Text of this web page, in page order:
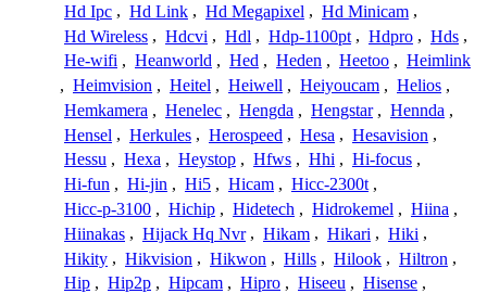
Hd Ipc , Hd Link , Hd Megapixel , Hd Minicam ,
Hd Wireless , Hdcvi , Hdl , Hdp-1100pt , Hdpro , Hds ,
He-wifi , Heanworld , Hed , Heden , Heetoo , Heimlink
, Heimvision , Heitel , Heiwell , Heiyoucam , Helios ,
Hemkamera , Henelec , Hengda , Hengstar , Hennda ,
Hensel , Herkules , Herospeed , Hesa , Hesavision ,
Hessu , Hexa , Heystop , Hfws , Hhi , Hi-focus ,
Hi-fun , Hi-jin , Hi5 , Hicam , Hicc-2300t ,
Hicc-p-3100 , Hichip , Hidetech , Hidrokemel , Hiina ,
Hiinakas , Hijack Hq Nvr , Hikam , Hikari , Hiki ,
Hikity , Hikvision , Hikwon , Hills , Hilook , Hiltron ,
Hip , Hip2p , Hipcam , Hipro , Hiseeu , Hisense ,